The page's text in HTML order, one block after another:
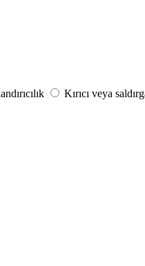
Kırıcı veya